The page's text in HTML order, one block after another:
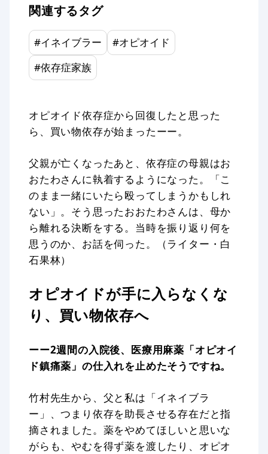
関連するタグ
#イネイブラー #オピオイド
#依存症家族
オピオイド依存症から回復したと思った
ら、買い物依存が始まったーー。
父親が亡くなったあと、依存症の母親はお
おたわさんに執着するようになった。「こ
のまま一緒にいたら殴ってしまうかもしれ
ない」。そう思ったおおたわさんは、母か
ら離れる決断をする。当時を振り返り何を
思うのか、お話を伺った。（ライター・白
石果林）
オピオイドが手に入らなくな
り、買い物依存へ
ーー2週間の入院後、医療用麻薬「オピオイ
ド鎮痛薬」の仕入れを止めたそうですね。
竹村先生から、父と私は「イネイブラ
ー」、つまり依存を助長させる存在だと指
摘されました。薬をやめてほしいと思いな
がらも、やむを得ず薬を渡したり、オピオ